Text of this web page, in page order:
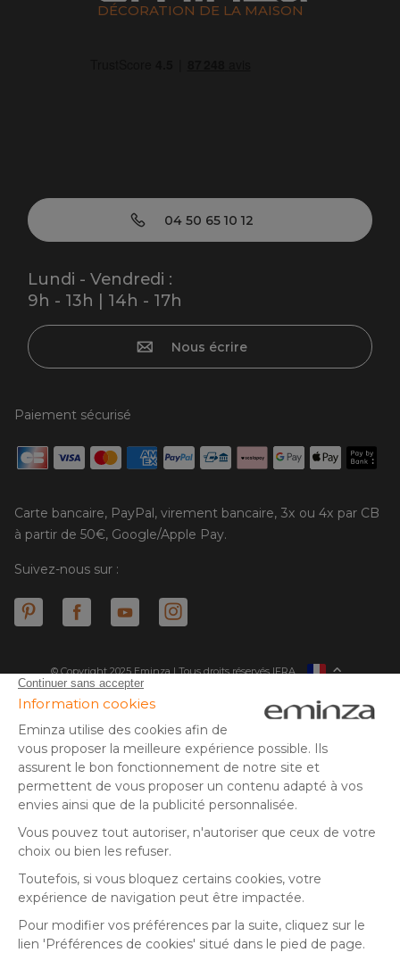
DÉCORATION DE LA MAISON
04 50 65 10 12
Lundi - Vendredi :
9h - 13h | 14h - 17h
Nous écrire
Paiement sécurisé
Carte bancaire, PayPal, virement bancaire, 3x ou 4x par CB
à partir de 50€, Google/Apple Pay.
Suivez-nous sur :
© Copyright 2025 Eminza | Tous droits réservés |
ESPAÑA
NEDERLAND
SUISSE
DANMARK
FRA
* Vous disposez de 30 jours (à compter de la réception ou du
retrait de votre colis) pour effectuer un retour de produits et
** Expédition le jour même pour toute commande passée avant